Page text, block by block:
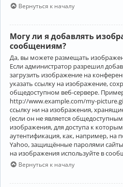
Вернуться к началу
Могу ли я добавлять
сообщениям?
Да, вы можете размещать
Если администратор разрешил
загрузить изображение на
указать ссылку на изображение,
общедоступном веб-сервере.
http://www.example.com/my-
ссылку ни на изображения,
(если он не является
изображения, для доступа к
аутентификация, как, например, на
Yahoo, защищённые паролями сайты
на изображения используйте в
Вернуться к началу